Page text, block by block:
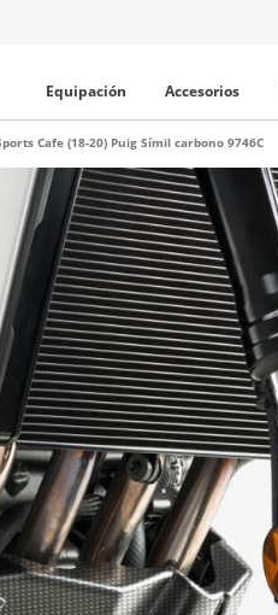
Equipación Accesorios
Cafe (18-20) Puig Símil carbono 9746C